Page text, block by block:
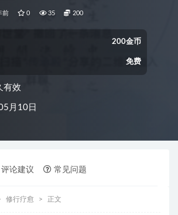
前 0 35 200
200金币
免费
有效
月10日
评论建议 常见问题
修行疗愈 正文